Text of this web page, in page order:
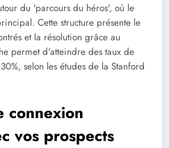
du 'parcours du héros', où le
Cette structure présente le
et la résolution grâce au
permet d'atteindre des taux de
selon les études de la Stanford
connexion
vos prospects